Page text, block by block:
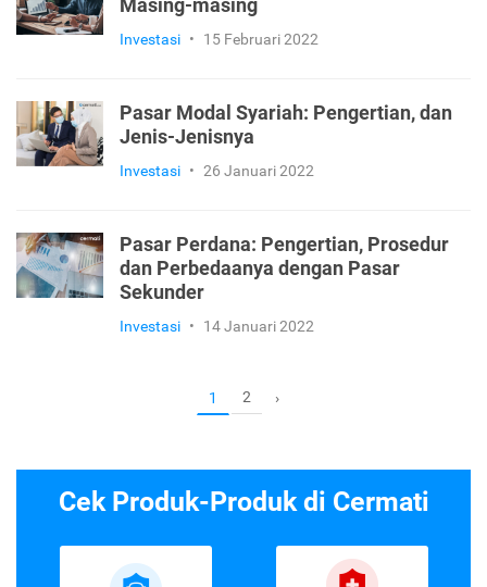
Masing-masing
Investasi • 15 Februari 2022
Pasar Modal Syariah: Pengertian, dan
Jenis-Jenisnya
Investasi • 26 Januari 2022
Pasar Perdana: Pengertian, Prosedur
dan Perbedaanya dengan Pasar
Sekunder
Investasi • 14 Januari 2022
1 2 ›
Cek Produk-Produk di Cermati